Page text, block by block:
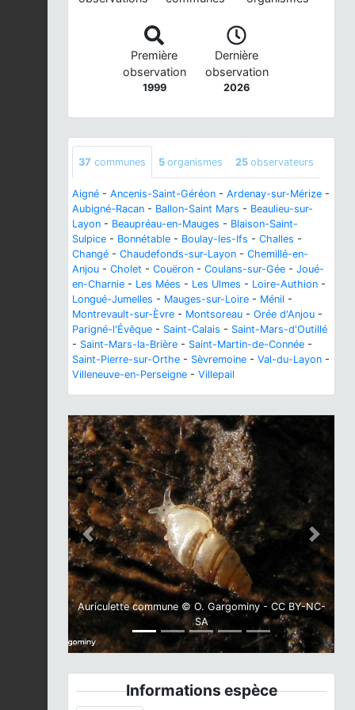
Première
observation
1999
Dernière
observation
2026
37 communes 5 organismes 25 observateurs
Aigné - Ancenis-Saint-Géréon - Ardenay-sur-Mérize -
Aubigné-Racan - Ballon-Saint Mars - Beaulieu-sur-
Layon - Beaupréau-en-Mauges - Blaison-Saint-
Sulpice - Bonnétable - Boulay-les-Ifs - Challes -
Changé - Chaudefonds-sur-Layon - Chemillé-en-
Anjou - Cholet - Couëron - Coulans-sur-Gée - Joué-
en-Charnie - Les Mées - Les Ulmes - Loire-Authion -
Longué-Jumelles - Mauges-sur-Loire - Ménil -
Montrevault-sur-Èvre - Montsoreau - Orée d'Anjou -
Parigné-l'Évêque - Saint-Calais - Saint-Mars-d'Outillé
- Saint-Mars-la-Brière - Saint-Martin-de-Connée -
Saint-Pierre-sur-Orthe - Sèvremoine - Val-du-Layon -
Villeneuve-en-Perseigne - Villepail
Auriculette commune © O. Gargominy - CC BY-NC-
SA
Previous Next
Informations espèce